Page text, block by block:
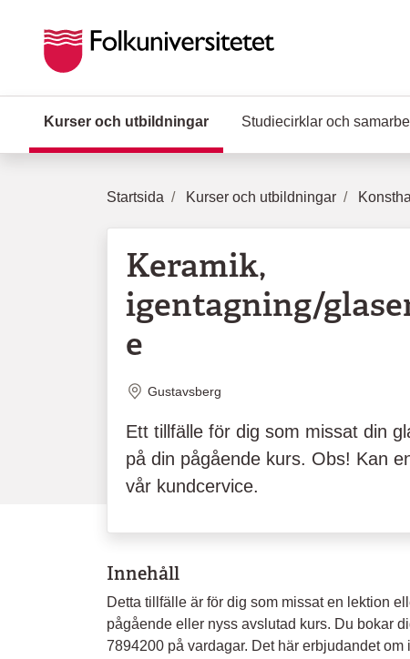
Kurser och utbildningar (Aktuell sida)
Studiecirklar och
Startsida Kurser och utbildningar
Keramik,
igentagning/
e
Plats
Gustavsberg
Ett tillfälle för dig som missat din
på din pågående kurs. Obs! Kan
vår kundcervice.
Innehåll
Detta tillfälle är för dig som missat en lektion
pågående eller nyss avslutad kurs. Du bokar
7894200 på vardagar. Det här erbjudandet